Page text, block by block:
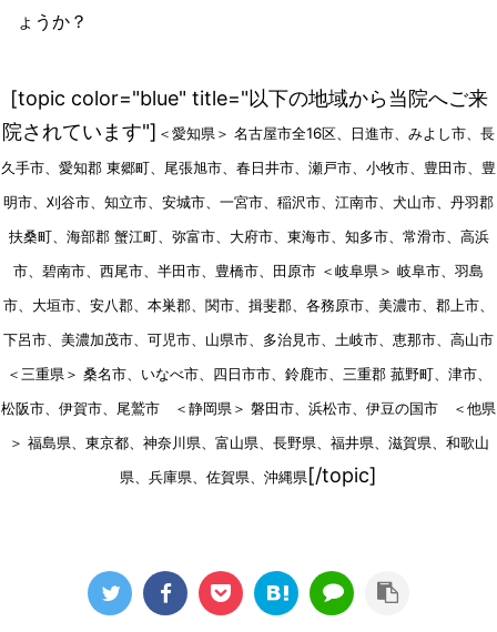
ょうか？
[topic color="blue" title="以下の地域から当院へご来
院されています"] ＜愛知県＞ 名古屋市全16区、日進市、みよし市、長
久手市、愛知郡 東郷町、尾張旭市、春日井市、瀬戸市、小牧市、豊田市、豊
明市、刈谷市、知立市、安城市、一宮市、稲沢市、江南市、犬山市、丹羽郡
扶桑町、海部郡 蟹江町、弥富市、大府市、東海市、知多市、常滑市、高浜
市、碧南市、西尾市、半田市、豊橋市、田原市 ＜岐阜県＞ 岐阜市、羽島
市、大垣市、安八郡、本巣郡、関市、揖斐郡、各務原市、美濃市、郡上市、
下呂市、美濃加茂市、可児市、山県市、多治見市、土岐市、恵那市、高山市
＜三重県＞ 桑名市、いなべ市、四日市市、鈴鹿市、三重郡 菰野町、津市、
松阪市、伊賀市、尾鷲市 ＜静岡県＞ 磐田市、浜松市、伊豆の国市 ＜他県
＞ 福島県、東京都、神奈川県、富山県、長野県、福井県、滋賀県、和歌山
県、兵庫県、佐賀県、沖縄県[/topic]